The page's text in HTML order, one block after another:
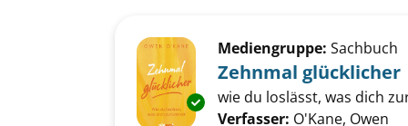
Exemplar-Details von Zehnmal
Mediengruppe: Sachbuch
Zehnmal glücklicher
wie du loslässt, was dich
Verfasser: O'Kane, Owen